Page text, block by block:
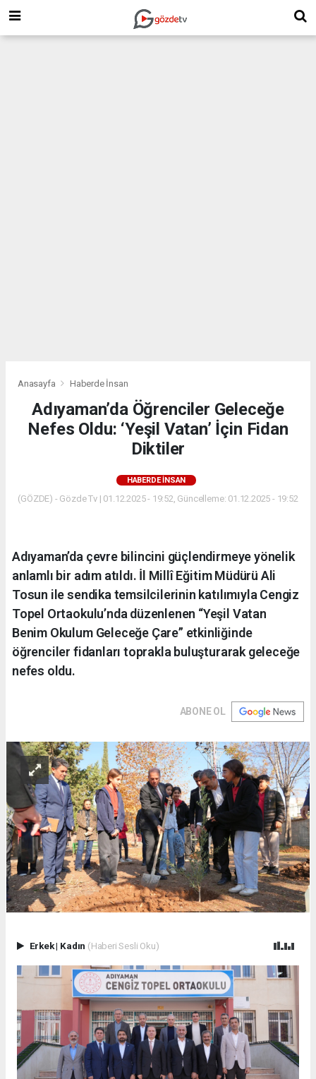
Anasayfa Haberde İnsan
Adıyaman’da Öğrenciler Geleceğe
Nefes Oldu: ‘Yeşil Vatan’ İçin Fidan
Diktiler
HABERDE İNSAN
(GÖZDE) - Gözde Tv | 01.12.2025 - 19:52, Güncelleme: 01.12.2025 - 19:52
Adıyaman’da çevre bilincini güçlendirmeye yönelik
anlamlı bir adım atıldı. İl Millî Eğitim Müdürü Ali
Tosun ile sendika temsilcilerinin katılımıyla Cengiz
Topel Ortaokulu’nda düzenlenen “Yeşil Vatan
Benim Okulum Geleceğe Çare” etkinliğinde
öğrenciler fidanları toprakla buluşturarak geleceğe
nefes oldu.
ABONE OL
Erkek| Kadın (Haberi Sesli Oku)